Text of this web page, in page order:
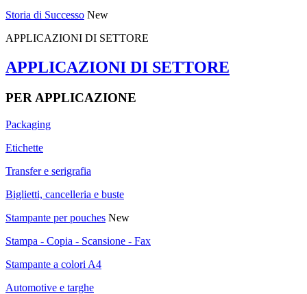
Storia di Successo New
APPLICAZIONI DI SETTORE
APPLICAZIONI DI SETTORE
PER APPLICAZIONE
Packaging
Etichette
Transfer e serigrafia
Biglietti, cancelleria e buste
Stampante per pouches New
Stampa - Copia - Scansione - Fax
Stampante a colori A4
Automotive e targhe